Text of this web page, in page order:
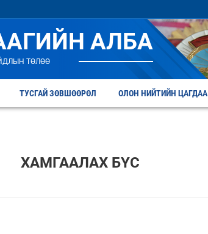
АЛБА
ТӨЛӨӨ
ТУСГАЙ ЗӨВШӨӨРӨЛ ОЛОН НИЙТИЙН ЦАГДАА
ХАМГААЛАХ БҮС